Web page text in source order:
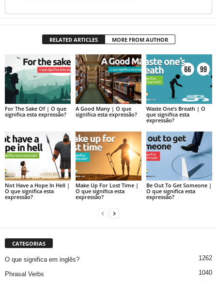
RELATED ARTICLES MORE FROM AUTHOR
For The Sake Of | O que
significa esta expressão?
A Good Many | O que
significa esta expressão?
Waste One’s Breath | O
que significa esta
expressão?
Not Have a Hope In Hell |
O que significa esta
expressão?
Make Up For Lost Time |
O que significa esta
expressão?
Be Out To Get Someone |
O que significa esta
expressão?
CATEGORIAS
O que significa em inglês? 1262
Phrasal Verbs 1040